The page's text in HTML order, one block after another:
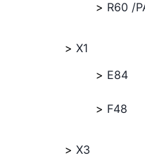
R60 /
X1
E84
F48
X3